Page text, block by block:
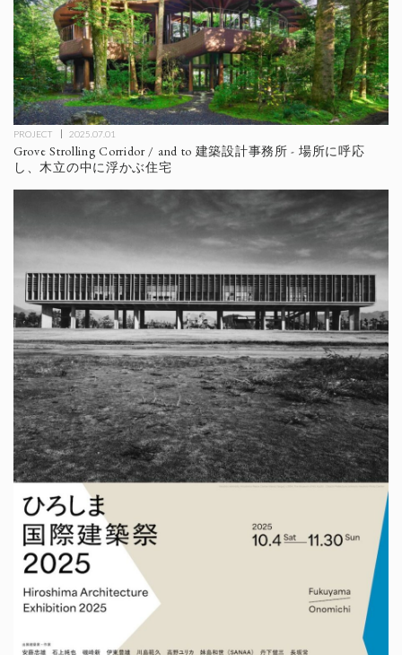
PROJECT 2025.07.01
Grove Strolling Corridor / and to 建築設計事務所 - 場所に呼応
し、木立の中に浮かぶ住宅